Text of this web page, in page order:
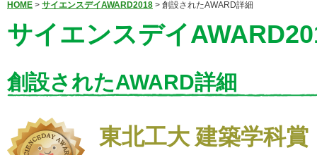
HOME > サイエンスデイAWARD2018 > 創設されたAWARD詳細
サイエンスデイ
創設されたAWARD詳細
東北工大 建築学科賞